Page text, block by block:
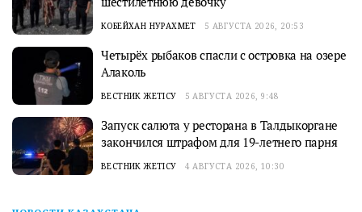
КОБЕЙХАН НУРАХМЕТ 5 АВГУСТА 2026, 20:53
Четырёх рыбаков спасли с островка на озере
Алаколь
ВЕСТНИК ЖЕТІСУ 5 АВГУСТА 2026, 9:48
Запуск салюта у ресторана в Талдыкоргане
закончился штрафом для 19-летнего парня
ВЕСТНИК ЖЕТІСУ 4 АВГУСТА 2026, 10:30